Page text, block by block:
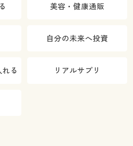
美容・健康通販
自分の未来へ投資
る リアルサプリ